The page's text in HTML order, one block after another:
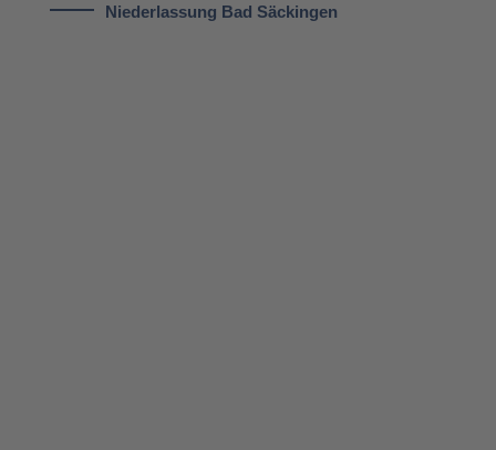
Nie­der­las­sung Bad Säckin­gen